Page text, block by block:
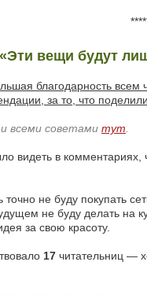
«Эти вещи будут
благодарность всем
за то, что
всеми советами тут
видеть в
не буду покупать
не буду делать на
за свою красоту.
17 читательниц —